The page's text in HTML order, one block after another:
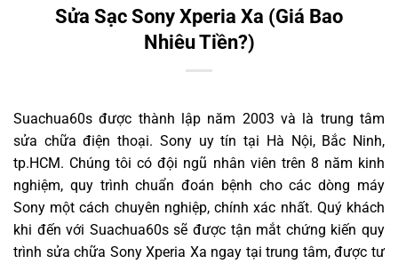
Sửa Sạc Sony Xperia Xa (Giá Bao
Nhiêu Tiền?)
Suachua60s được thành lập năm 2003 và là trung tâm
sửa chữa điện thoại. Sony uy tín tại Hà Nội, Bắc Ninh,
tp.HCM. Chúng tôi có đội ngũ nhân viên trên 8 năm kinh
nghiệm, quy trình chuẩn đoán bệnh cho các dòng máy
Sony một cách chuyên nghiệp, chính xác nhất. Quý khách
khi đến với Suachua60s sẽ được tận mắt chứng kiến quy
trình sửa chữa Sony Xperia Xa ngay tại trung tâm, được tư